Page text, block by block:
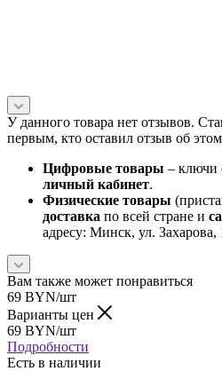
У данного товара нет отзывов.
первым, кто оставил отзыв об
Цифровые товары – ключи
личный кабинет.
Физические товары
доставка по всей стране и
адресу: Минск, ул. Захарова,
Вам также может понравиться
69 BYN/шт
Варианты цен
69 BYN/шт
Подробности
Есть в наличии